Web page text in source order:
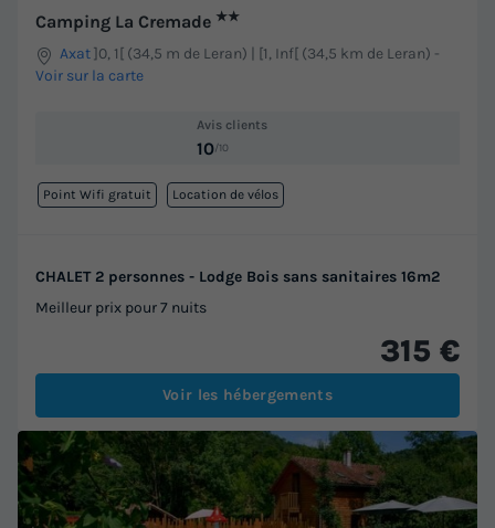
Camping La Cremade ★★
Axat]0, 1[ (34,5 m de Leran) | [1, Inf[ (34,5 km de Leran) -
Voir sur la carte
Avis clients
10/10
Point Wifi gratuit Location de vélos
CHALET 2 personnes - Lodge Bois sans sanitaires 16m2
Meilleur prix pour 7 nuits
315 €
Voir les hébergements